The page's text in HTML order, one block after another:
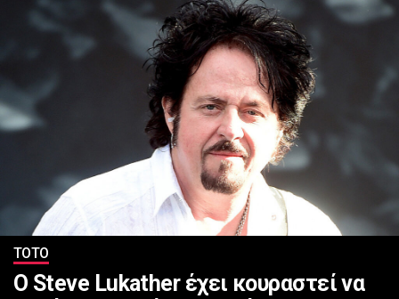
ΤΟΤΟ
O Steve Lukather έχει κουραστεί να